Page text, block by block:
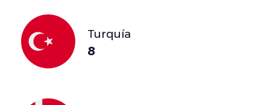
Turquía
8